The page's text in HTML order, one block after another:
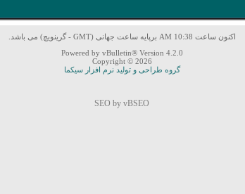
اکنون ساعت 10:38 AM برپایه ساعت جهانی (GMT - گرینویچ) می باشد.
Powered by vBulletin® Version 4.2.0
Copyright © 2026
گروه طراحی و تولید نرم افزار سیکما
SEO by vBSEO